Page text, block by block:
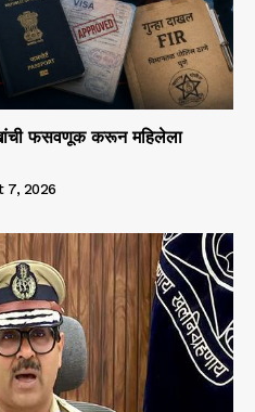
फसवणूक करून महिलेला
7, 2026